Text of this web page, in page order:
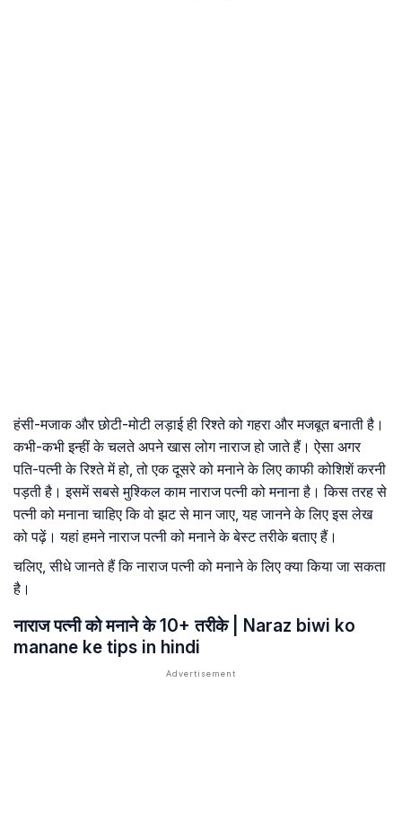
हंसी-मजाक और छोटी-मोटी लड़ाई ही रिश्ते को गहरा और मजबूत बनाती है।
कभी-कभी इन्हीं के चलते अपने खास लोग नाराज हो जाते हैं। ऐसा अगर
पति-पत्नी के रिश्ते में हो, तो एक दूसरे को मनाने के लिए काफी कोशिशें करनी
पड़ती है। इसमें सबसे मुश्किल काम नाराज पत्नी को मनाना है। किस तरह से
पत्नी को मनाना चाहिए कि वो झट से मान जाए, यह जानने के लिए इस लेख
को पढ़ें। यहां हमने नाराज पत्नी को मनाने के बेस्ट तरीके बताए हैं।
चलिए, सीधे जानते हैं कि नाराज पत्नी को मनाने के लिए क्या किया जा सकता
है।
नाराज पत्नी को मनाने के 10+ तरीके | Naraz biwi ko
manane ke tips in hindi